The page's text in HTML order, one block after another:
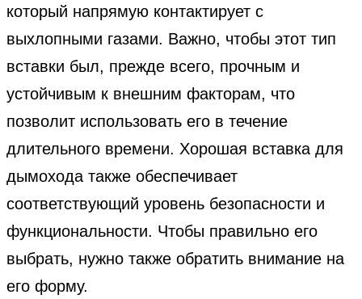
который напрямую контактирует с
выхлопными газами. Важно, чтобы этот тип
вставки был, прежде всего, прочным и
устойчивым к внешним факторам, что
позволит использовать его в течение
длительного времени. Хорошая вставка для
дымохода также обеспечивает
соответствующий уровень безопасности и
функциональности. Чтобы правильно его
выбрать, нужно также обратить внимание на
его форму.